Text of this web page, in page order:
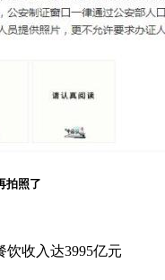
拍照了